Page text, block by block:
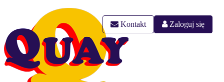
Kontakt Zaloguj się